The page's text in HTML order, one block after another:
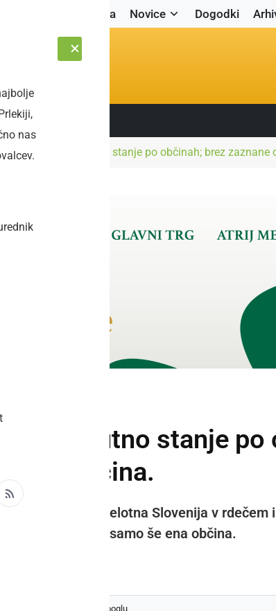
Naslovnica Novice Dogodki
nas
COVID-19: Trenutno stanje po občinah; brez
19: Trenutno stanje
ena občina.
je praktično celotna Slovenija v
okužbe pa ostaja samo še ena občina.
kot svoj prednostni vir na Googlu